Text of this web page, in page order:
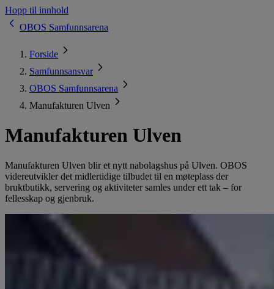
Hopp til innhold
OBOS Samfunnsarena
Forside
Samfunnsansvar
OBOS Samfunnsarena
Manufakturen Ulven
Manufakturen Ulven
Manufakturen Ulven blir et nytt nabolagshus på Ulven. OBOS
videreutvikler det midlertidige tilbudet til en møteplass der
bruktbutikk, servering og aktiviteter samles under ett tak – for
fellesskap og gjenbruk.